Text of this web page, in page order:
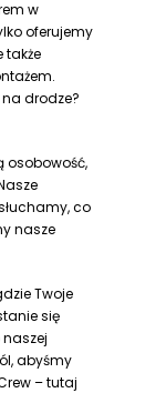
w
oferujemy
także
na drodze?
osobowość,
co
nasze
Twoje
się
naszej
abyśmy
– tutaj